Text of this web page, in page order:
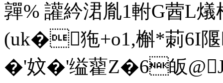
嚲% 讙紟涒胤1軵G蒏L燨
(uk�狏+o1,槲*莿6I
�'妏�'缢藋Z�6皈